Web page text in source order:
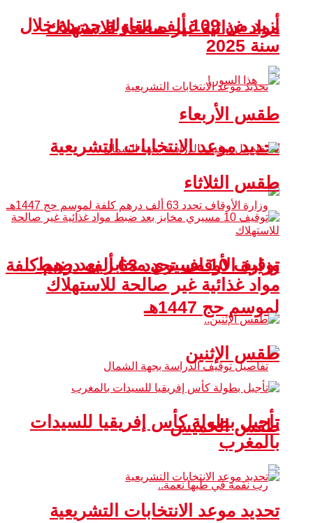
مواد غذائية غير صالحة للاستهلاك
تحديد موعد الانتخابات التشريعية
وزارة الأوقاف تحدد 63 ألف درهم كلفة
لموسم حج 1447هـ
طقس الخميس
أزيد من 109 ألف مقاولة جديدة خلال
سنة 2025
طقس الأربعاء
طقس الثلاثاء
توقيف 10 مسيري مخابز بعد ضبط
مواد غذائية غير صالحة للاستهلاك
طقس الإثنين
تأجيل بطولة كأس إفريقيا للسيدات
بالمغرب
تحديد موعد الانتخابات التشريعية